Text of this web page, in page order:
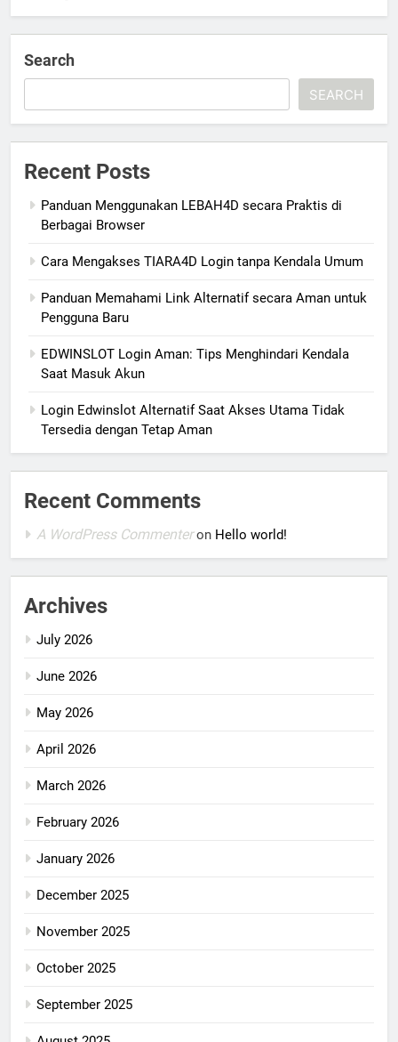
Search
SEARCH
Recent Posts
Panduan Menggunakan LEBAH4D secara Praktis di
Berbagai Browser
Cara Mengakses TIARA4D Login tanpa Kendala Umum
Panduan Memahami Link Alternatif secara Aman untuk
Pengguna Baru
EDWINSLOT Login Aman: Tips Menghindari Kendala
Saat Masuk Akun
Login Edwinslot Alternatif Saat Akses Utama Tidak
Tersedia dengan Tetap Aman
Recent Comments
A WordPress Commenteron Hello world!
Archives
July 2026
June 2026
May 2026
April 2026
March 2026
February 2026
January 2026
December 2025
November 2025
October 2025
September 2025